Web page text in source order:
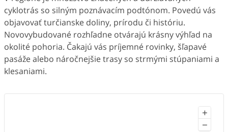
cyklotrás so silným poznávacím podtónom. Povedú vás
objavovať turčianske doliny, prírodu či históriu.
Novovybudované rozhľadne otvárajú krásny výhľad na
okolité pohoria. Čakajú vás príjemné rovinky, šľapavé
pasáže alebo náročnejšie trasy so strmými stúpaniami a
klesaniami.
+
−